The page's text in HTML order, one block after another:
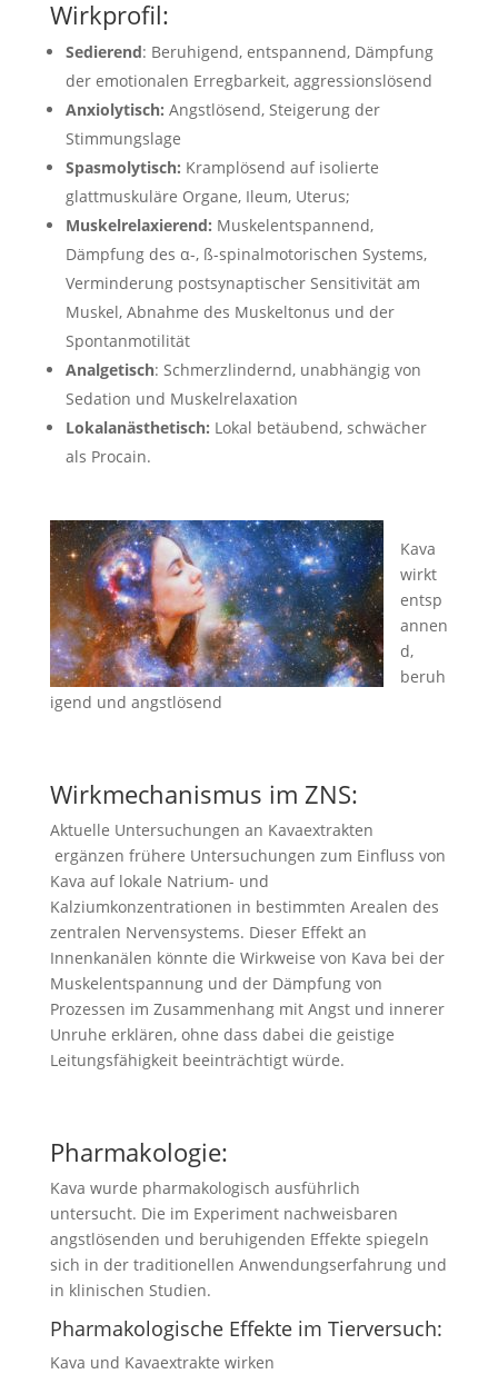
Wirkprofil:
Sedierend: Beruhigend, entspannend, Dämpfung
der emotionalen Erregbarkeit, aggressionslösend
Anxiolytisch: Angstlösend, Steigerung der
Stimmungslage
Spasmolytisch: Kramplösend auf isolierte
glattmuskuläre Organe, Ileum, Uterus;
Muskelrelaxierend: Muskelentspannend,
Dämpfung des α-, ß-spinalmotorischen Systems,
Verminderung postsynaptischer Sensitivität am
Muskel, Abnahme des Muskeltonus und der
Spontanmotilität
Analgetisch: Schmerzlindernd, unabhängig von
Sedation und Muskelrelaxation
Lokalanästhetisch: Lokal betäubend, schwächer
als Procain.
Kava
wirkt
entsp
annen
d,
beruh
igend und angstlösend
Wirkmechanismus im ZNS:
Aktuelle Untersuchungen an Kavaextrakten
ergänzen frühere Untersuchungen zum Einfluss von
Kava auf lokale Natrium- und
Kalziumkonzentrationen in bestimmten Arealen des
zentralen Nervensystems. Dieser Effekt an
Innenkanälen könnte die Wirkweise von Kava bei der
Muskelentspannung und der Dämpfung von
Prozessen im Zusammenhang mit Angst und innerer
Unruhe erklären, ohne dass dabei die geistige
Leitungsfähigkeit beeinträchtigt würde.
Pharmakologie:
Kava wurde pharmakologisch ausführlich
untersucht. Die im Experiment nachweisbaren
angstlösenden und beruhigenden Effekte spiegeln
sich in der traditionellen Anwendungserfahrung und
in klinischen Studien.
Pharmakologische Effekte im Tierversuch:
Kava und Kavaextrakte wirken